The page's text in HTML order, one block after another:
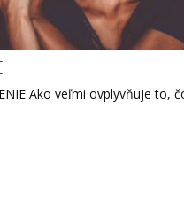
Ako veľmi ovplyvňuje to,